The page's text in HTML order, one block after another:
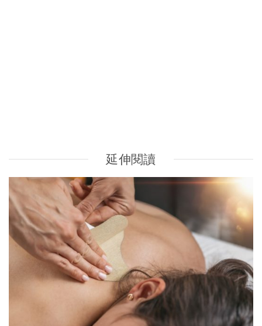
三伏天灸療法 | 冬病夏治 有助提升免疫力 改善過敏體質
最高瀏覽 熱門搜索 編輯精選
消委會推薦魚油2026｜魚油補充劑評
測：4款總評達5星名單｜附1款國際
魚油標準5星認證 針對2毒物測試 均
通過消委會標準